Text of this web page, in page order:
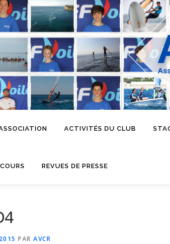
ACTIVITÉS DU CLUB
REVUES DE PRESSE
PAR AVCR